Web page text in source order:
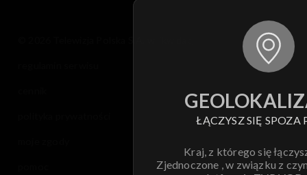
ŁĄCZYSZ SIĘ SPOZA
Kraj, z którego się
Zjednoczone , w związku z